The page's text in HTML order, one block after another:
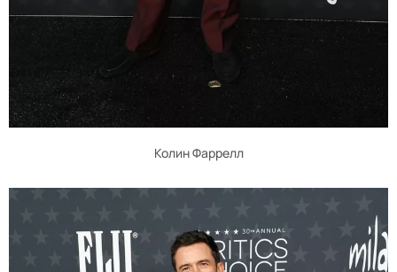
Колин Фаррелл